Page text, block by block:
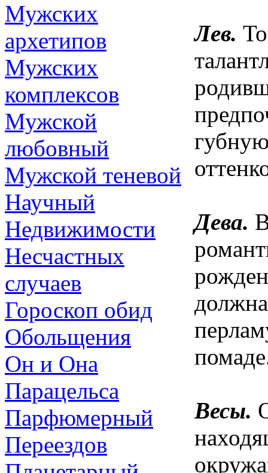
Мужских
архетипов
Мужских
комплексов
Мужской
любовный
Мужской теневой
Научный
Недвижимости
Несчастных
случаев
Гороскоп обид
Обольщения
Он и Она
Парацельса
Парфюмерный
Переездов
Лев.
Дева.
Весы.